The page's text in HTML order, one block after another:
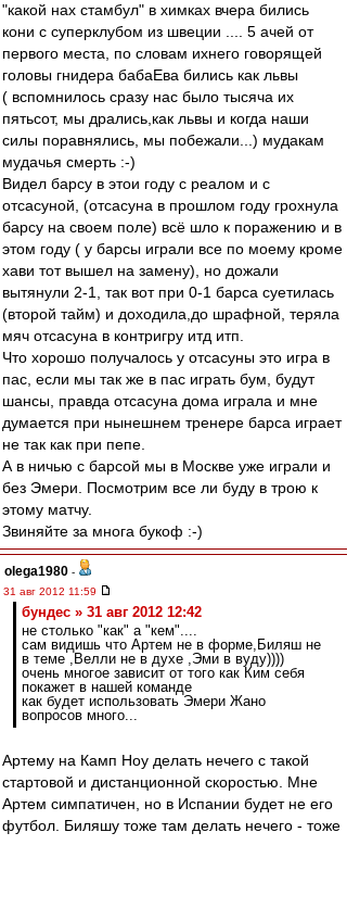
"какой нах стамбул" в химках вчера бились
кони с суперклубом из швеции .... 5 ачей от
первого места, по словам ихнего говорящей
головы гнидера бабаЕва бились как львы
( вспомнилось сразу нас было тысяча их
пятьсот, мы дрались,как львы и когда наши
силы поравнялись, мы побежали...) мудакам
мудачья смерть :-)
Видел барсу в этои году с реалом и с
отсасуной, (отсасуна в прошлом году грохнула
барсу на своем поле) всё шло к поражению и в
этом году ( у барсы играли все по моему кроме
хави тот вышел на замену), но дожали
вытянули 2-1, так вот при 0-1 барса суетилась
(второй тайм) и доходила,до шрафной, теряла
мяч отсасуна в контригру итд итп.
Что хорошо получалось у отсасуны это игра в
пас, если мы так же в пас играть бум, будут
шансы, правда отсасуна дома играла и мне
думается при нынешнем тренере барса играет
не так как при пепе.
А в ничью с барсой мы в Москве уже играли и
без Эмери. Посмотрим все ли буду в трою к
этому матчу.
Звиняйте за многа букоф :-)
olega1980 -
31 авг 2012 11:59
бундес » 31 авг 2012 12:42
не столько "как" а "кем"....
сам видишь что Артем не в форме,Биляш не
в теме ,Велли не в духе ,Эми в вуду))))
очень многое зависит от того как Ким себя
покажет в нашей команде
как будет использовать Эмери Жано
вопросов много...
Артему на Камп Ноу делать нечего с такой
стартовой и дистанционной скоростью. Мне
Артем симпатичен, но в Испании будет не его
футбол. Биляшу тоже там делать нечего - тоже